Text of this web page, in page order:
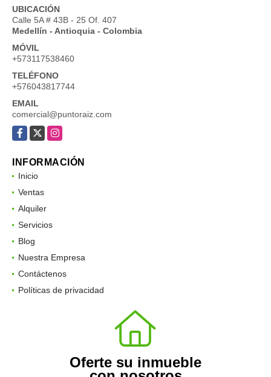
UBICACIÓN
Calle 5A # 43B - 25 Of. 407
Medellín - Antioquia - Colombia
MÓVIL
+573117538460
TELÉFONO
+576043817744
EMAIL
comercial@puntoraiz.com
Facebook
X Instagram
INFORMACIÓN
Inicio
Ventas
Alquiler
Servicios
Blog
Nuestra Empresa
Contáctenos
Políticas de privacidad
Oferte su inmueble